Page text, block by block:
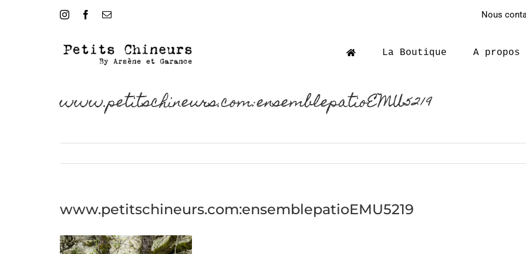
InstagramFacebook
Email Nous
La Boutique A propos
www.petitschineurs.com:ensemblepatioEMU5219
www.petitschineurs.com:ensemblepatioEMU5219